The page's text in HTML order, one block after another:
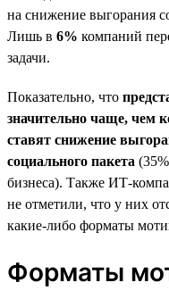
на снижение выгорания
Лишь в 6% компаний
задачи.
Показательно, что
значительно чаще, чем
ставят снижение
социального пакета
бизнеса). Также ИТ-
не отметили, что у них
какие-либо форматы
Форматы